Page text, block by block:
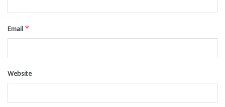
Email *
Website